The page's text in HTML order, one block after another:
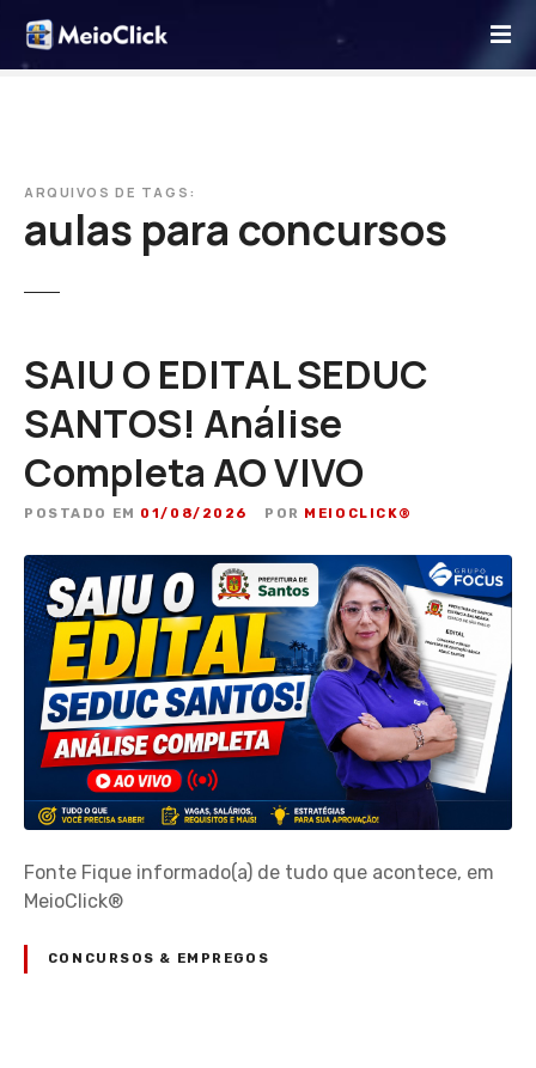
p
ARQUIVOS DE TAGS:
aulas para concursos
SAIU O EDITAL SEDUC
SANTOS! Análise
Completa AO VIVO
POSTADO EM 01/08/2026 POR MEIOCLICK®
Fonte Fique informado(a) de tudo que acontece, em
MeioClick®
CONCURSOS & EMPREGOS